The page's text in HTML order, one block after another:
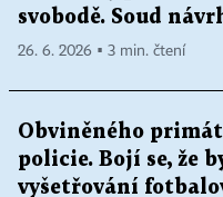
svobodě. Soud
26. 6. 2026 ▪ 3 min. čtení
Obviněného
policie. Bojí se, že
vyšetřování